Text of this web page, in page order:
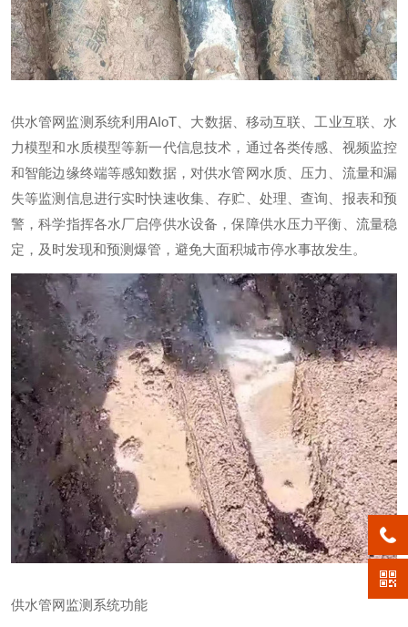
供水管网监测系统利用AIoT、大数据、移动互联、工业互联、水
力模型和水质模型等新一代信息技术，通过各类传感、视频监控
和智能边缘终端等感知数据，对供水管网水质、压力、流量和漏
失等监测信息进行实时快速收集、存贮、处理、查询、报表和预
警，科学指挥各水厂启停供水设备，保障供水压力平衡、流量稳
定，及时发现和预测爆管，避免大面积城市停水事故发生。
供水管网监测系统功能